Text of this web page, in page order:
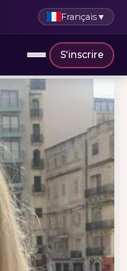
Français▼
S'inscrire